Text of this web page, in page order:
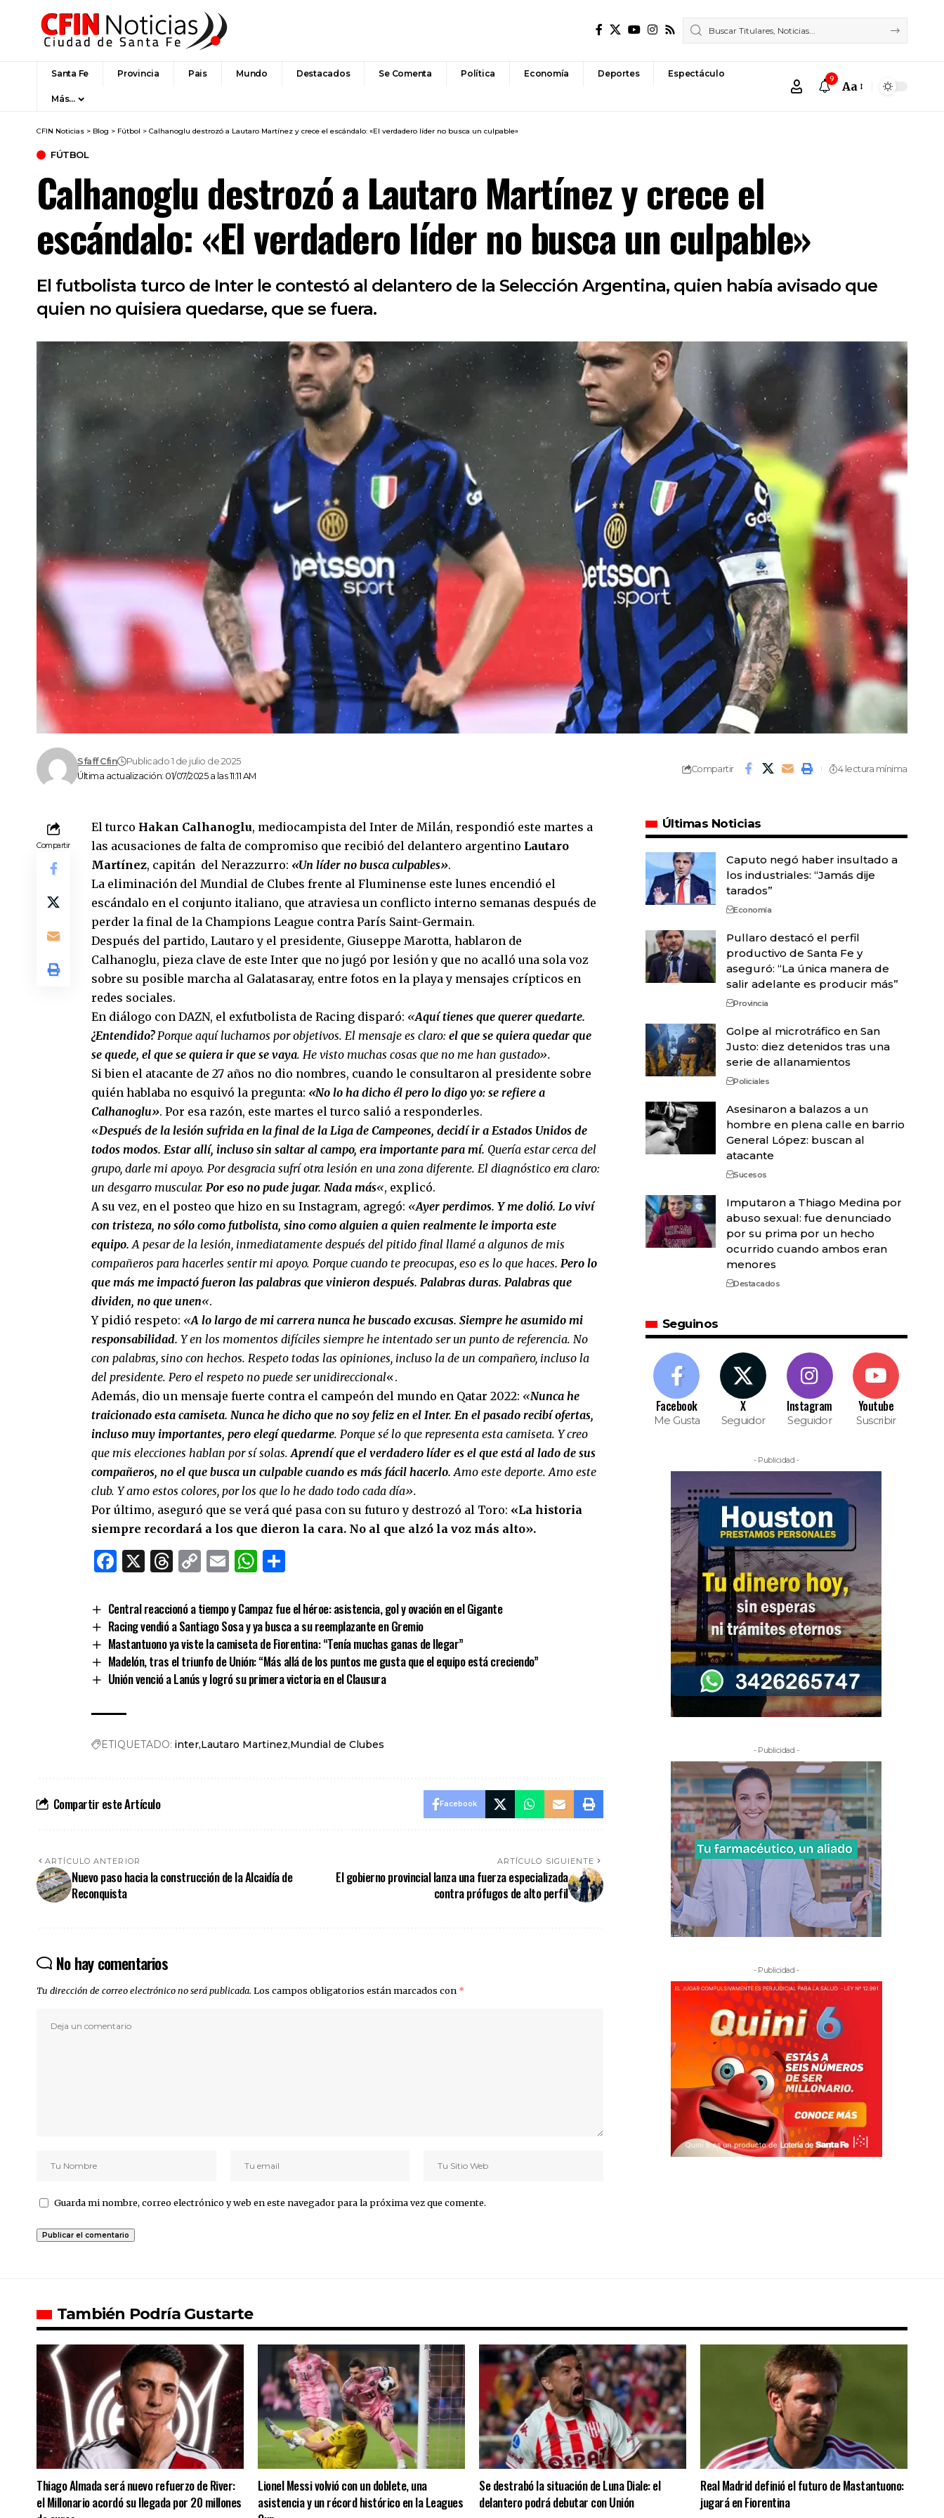
Santa Fe Provincia Pais Mundo Destacados Se Comenta Política Economía Deportes Espectáculo
Más…
9
Font
Aa
CFIN Noticias > Blog > Fútbol > Calhanoglu destrozó a Lautaro Martínez y crece el escándalo: «El verdadero líder no busca un culpable»
FÚTBOL
Calhanoglu destrozó a Lautaro Martínez y crece el
escándalo: «El verdadero líder no busca un culpable»
El futbolista turco de Inter le contestó al delantero de la Selección Argentina, quien había avisado que
quien no quisiera quedarse, que se fuera.
Última actualización: 01/07/2025 a las 11:11 AM
Sfaff Cfin Publicado 1 de julio de 2025
Compartir 4 lectura mínima
Compartir
El turco Hakan Calhanoglu, mediocampista del Inter de Milán, respondió este martes a
las acusaciones de falta de compromiso que recibió del delantero argentino Lautaro
Martínez, capitán del Nerazzurro: «Un líder no busca culpables».
La eliminación del Mundial de Clubes frente al Fluminense este lunes encendió el
escándalo en el conjunto italiano, que atraviesa un conflicto interno semanas después de
perder la final de la Champions League contra París Saint-Germain.
Después del partido, Lautaro y el presidente, Giuseppe Marotta, hablaron de
Calhanoglu, pieza clave de este Inter que no jugó por lesión y que no acalló una sola voz
sobre su posible marcha al Galatasaray, entre fotos en la playa y mensajes crípticos en
redes sociales.
En diálogo con DAZN, el exfutbolista de Racing disparó: «Aquí tienes que querer quedarte.
¿Entendido?Porque aquí luchamos por objetivos. El mensaje es claro: el que se quiera quedar que
se quede, el que se quiera ir que se vaya. He visto muchas cosas que no me han gustado».
Si bien el atacante de 27 años no dio nombres, cuando le consultaron al presidente sobre
quién hablaba no esquivó la pregunta: «No lo ha dicho él pero lo digo yo: se refiere a
Calhanoglu». Por esa razón, este martes el turco salió a responderles.
«Después de la lesión sufrida en la final de la Liga de Campeones, decidí ir a Estados Unidos de
todos modos. Estar allí, incluso sin saltar al campo, era importante para mí. Quería estar cerca del
grupo, darle mi apoyo. Por desgracia sufrí otra lesión en una zona diferente. El diagnóstico era claro:
un desgarro muscular. Por eso no pude jugar. Nada más«, explicó.
A su vez, en el posteo que hizo en su Instagram, agregó: «Ayer perdimos. Y me dolió. Lo viví
con tristeza, no sólo como futbolista, sino como alguien a quien realmente le importa este
equipo. A pesar de la lesión, inmediatamente después del pitido final llamé a algunos de mis
compañeros para hacerles sentir mi apoyo. Porque cuando te preocupas, eso es lo que haces. Pero lo
que más me impactó fueron las palabras que vinieron después. Palabras duras. Palabras que
dividen, no que unen«.
Y pidió respeto: «A lo largo de mi carrera nunca he buscado excusas. Siempre he asumido mi
responsabilidad. Y en los momentos difíciles siempre he intentado ser un punto de referencia. No
con palabras, sino con hechos. Respeto todas las opiniones, incluso la de un compañero, incluso la
del presidente. Pero el respeto no puede ser unidireccional«.
Además, dio un mensaje fuerte contra el campeón del mundo en Qatar 2022: «Nunca he
traicionado esta camiseta. Nunca he dicho que no soy feliz en el Inter. En el pasado recibí ofertas,
incluso muy importantes, pero elegí quedarme. Porque sé lo que representa esta camiseta. Y creo
que mis elecciones hablan por sí solas.Aprendí que el verdadero líder es el que está al lado de sus
compañeros, no el que busca un culpable cuando es más fácil hacerlo.Amo este deporte. Amo este
club. Y amo estos colores, por los que lo he dado todo cada día».
Por último, aseguró que se verá qué pasa con su futuro y destrozó al Toro: «La historia
siempre recordará a los que dieron la cara. No al que alzó la voz más alto».
Facebook
X Threads
CopyEmailWhatsApp
Central reaccionó a tiempo y Campaz fue el héroe: asistencia, gol y ovación en el Gigante
Racing vendió a Santiago Sosa y ya busca a su reemplazante en Gremio
Mastantuono ya viste la camiseta de Fiorentina: “Tenía muchas ganas de llegar”
Madelón, tras el triunfo de Unión: “Más allá de los puntos me gusta que el equipo está creciendo”
Unión venció a Lanús y logró su primera victoria en el Clausura
ETIQUETADO: inter Lautaro Martinez Mundial de Clubes
Compartir este Artículo Facebook
ARTÍCULO ANTERIOR
Nuevo paso hacia la construcción de la Alcaidía de
Reconquista
ARTÍCULO SIGUIENTE
El gobierno provincial lanza una fuerza especializada
contra prófugos de alto perfil
No hay comentarios
Tu dirección de correo electrónico no será publicada. Los campos obligatorios están marcados con *
Guarda mi nombre, correo electrónico y web en este navegador para la próxima vez que comente.
Últimas Noticias
Caputo negó haber insultado a
los industriales: “Jamás dije
tarados”
Economía
Pullaro destacó el perfil
productivo de Santa Fe y
aseguró: “La única manera de
salir adelante es producir más”
Provincia
Golpe al microtráfico en San
Justo: diez detenidos tras una
serie de allanamientos
Policiales
Asesinaron a balazos a un
hombre en plena calle en barrio
General López: buscan al
atacante
Sucesos
Imputaron a Thiago Medina por
abuso sexual: fue denunciado
por su prima por un hecho
ocurrido cuando ambos eran
menores
Destacados
Seguinos
Facebook
Me Gusta
X
Seguidor
Instagram
Seguidor
Youtube
Suscribir
- Publicidad -
- Publicidad -
- Publicidad -
También Podría Gustarte
Thiago Almada será nuevo refuerzo de River:
el Millonario acordó su llegada por 20 millones
Lionel Messi volvió con un doblete, una
asistencia y un récord histórico en la Leagues
Se destrabó la situación de Luna Diale: el
delantero podrá debutar con Unión
Real Madrid definió el futuro de Mastantuono:
jugará en Fiorentina